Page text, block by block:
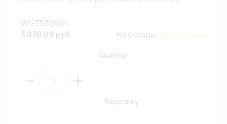
WL-3530601L
3 038.09 руб.
На складе: Достаточно
Аналоги
В корзину